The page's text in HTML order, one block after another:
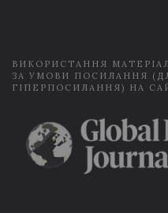
ВИКОРИСТАННЯ
ЗА УМОВИ ПОСИЛАННЯ
ГІПЕРПОСИЛАННЯ) НА